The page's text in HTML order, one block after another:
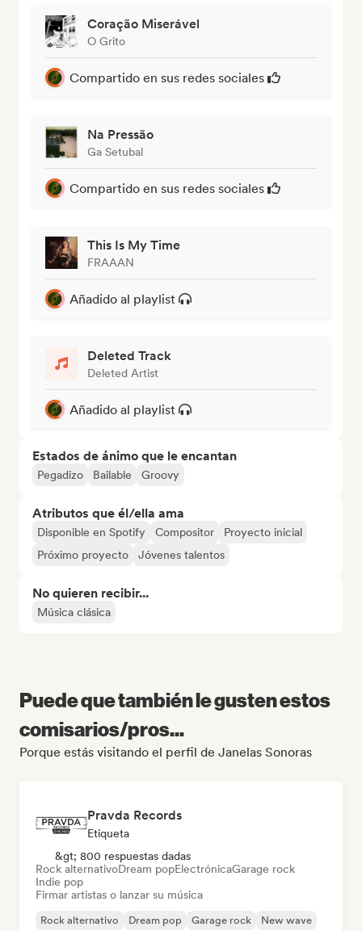
Coração Miserável
O Grito
Compartido en sus redes sociales
Na Pressão
Ga Setubal
Compartido en sus redes sociales
This Is My Time
FRAAAN
Añadido al playlist
Deleted Track
Deleted Artist
Añadido al playlist
Estados de ánimo que le encantan
Pegadizo Bailable Groovy
Atributos que él/ella ama
Disponible en Spotify Compositor
Proyecto inicial
Próximo proyecto
Jóvenes talentos
No quieren recibir...
Música clásica
Puede que también le gusten estos
comisarios/pros...
Porque estás visitando el perfil de Janelas Sonoras
Pravda Records
Etiqueta
&gt; 800 respuestas dadas
Rock alternativoDream popElectrónicaGarage rock
Indie pop
Firmar artistas o lanzar su música
Rock alternativo Dream pop Garage rock New wave